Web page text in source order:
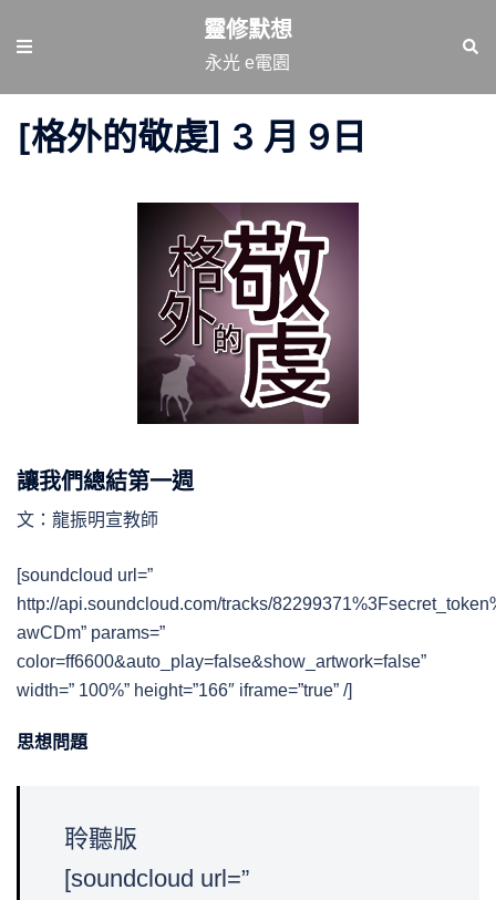
要
靈修默想
永光 e電園
[格外的敬虔] 3 月 9日
讓我們總結第一週
文：龍振明宣教師
[soundcloud url=”
http://api.soundcloud.com/tracks/
awCDm” params=”
color=ff6600&auto_play=false&show_artwork=false”
width=” 100%” height=”166″ iframe=”true” /]
思想問題
聆聽版
[soundcloud url=”